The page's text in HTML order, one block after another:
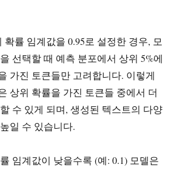
확률 임계값을 0.95로 설정한 경우, 모
선택할 때 예측 분포에서 상위 5%에
가진 토큰들만 고려합니다. 이렇게
상위 확률을 가진 토큰들 중에서 더
수 있게 되며, 생성된 텍스트의 다양
일 수 있습니다.
임계값이 낮을수록 (예: 0.1) 모델은